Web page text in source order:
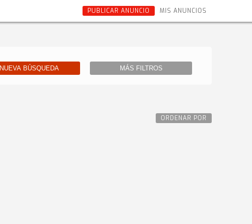
MIS ANUNCIOS
PUBLICAR ANUNCIO
NUEVA BÚSQUEDA MÁS FILTROS
ORDENAR POR